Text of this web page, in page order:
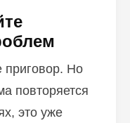
Но
повторяется
это уже